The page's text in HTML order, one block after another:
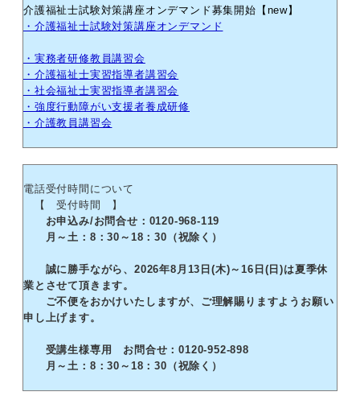
介護福祉士試験対策講座オンデマンド募集開始【new】
・介護福祉士試験対策講座オンデマンド
・実務者研修教員講習会
・介護福祉士実習指導者講習会
・社会福祉士実習指導者講習会
・強度行動障がい支援者養成研修
・介護教員講習会
電話受付時間について
【 受付時間 】
お申込み/お問合せ：0120-968-119
月～土：8：30～18：30（祝除く）
誠に勝手ながら、2026年8月13日(木)～16日(日)は夏季休
業とさせて頂きます。
ご不便をおかけいたしますが、ご理解賜りますようお願い
申し上げます。
受講生様専用 お問合せ：0120-952-898
月～土：8：30～18：30（祝除く）